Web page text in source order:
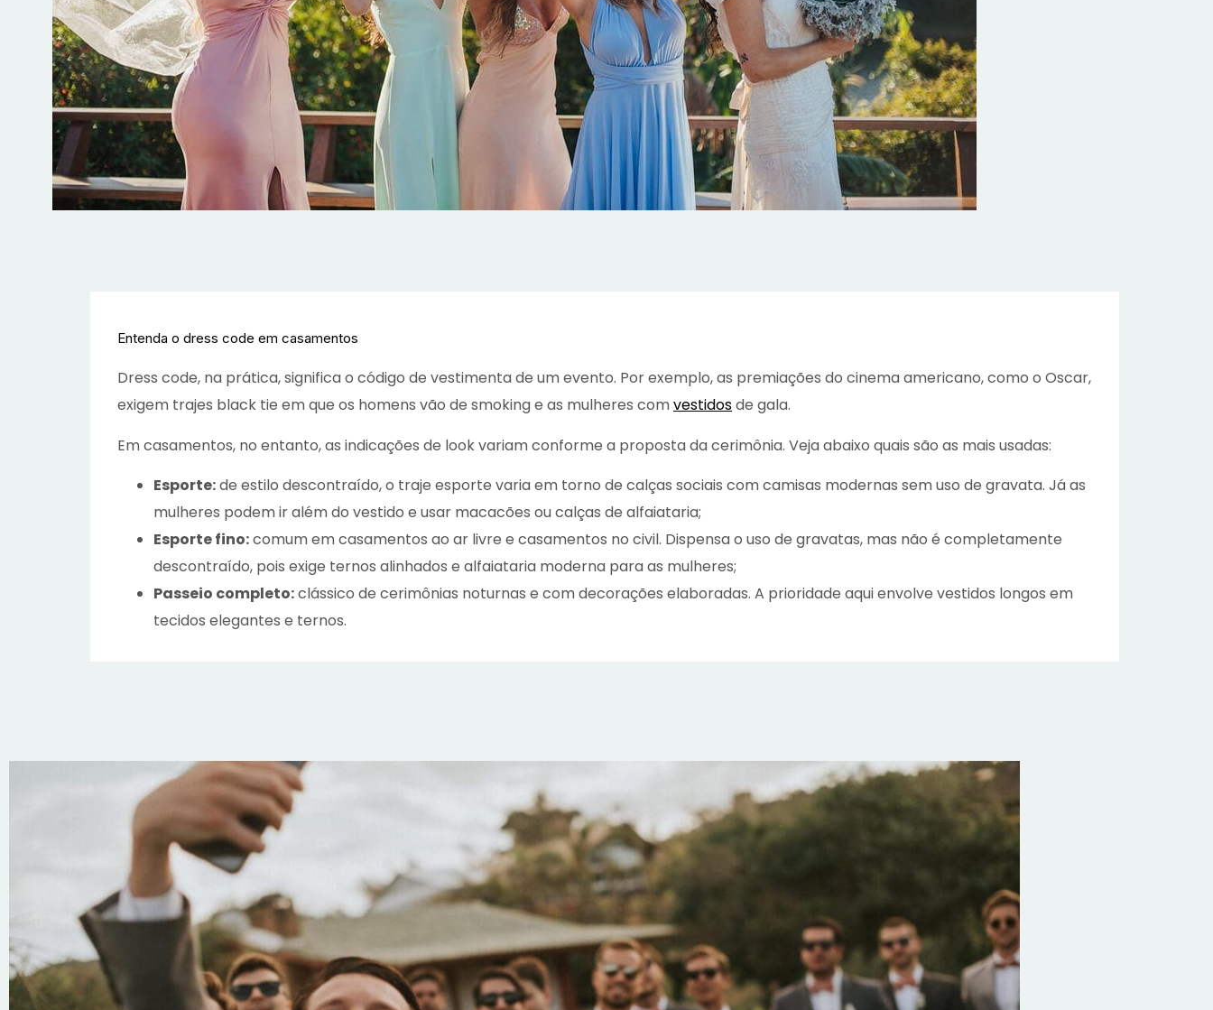
Entenda o dress code em casamentos
Dress code, na prática, significa o código de vestimenta de um evento. Por exemplo, as premiações do cinema americano, como o Oscar,
exigem trajes black tie em que os homens vão de smoking e as mulheres comvestidosde gala.
Em casamentos, no entanto, as indicações de look variam conforme a proposta da cerimônia. Veja abaixo quais são as mais usadas:
Esporte:de estilo descontraído, o traje esporte varia em torno de calças sociais com camisas modernas sem uso de gravata. Já as
mulheres podem ir além do vestido e usar macacões ou calças de alfaiataria;
Esporte fino:comum em casamentos ao ar livre e casamentos no civil. Dispensa o uso de gravatas, mas não é completamente
descontraído, pois exige ternos alinhados e alfaiataria moderna para as mulheres;
Passeio completo:clássico de cerimônias noturnas e com decorações elaboradas. A prioridade aqui envolve vestidos longos em
tecidos elegantes e ternos.